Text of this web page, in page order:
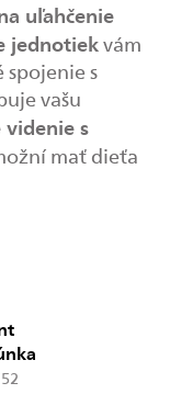
uľahčenie
jednotiekvám
spojenie s
vašu
videnie s
mať dieťa